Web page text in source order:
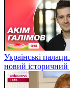
Українські
новий